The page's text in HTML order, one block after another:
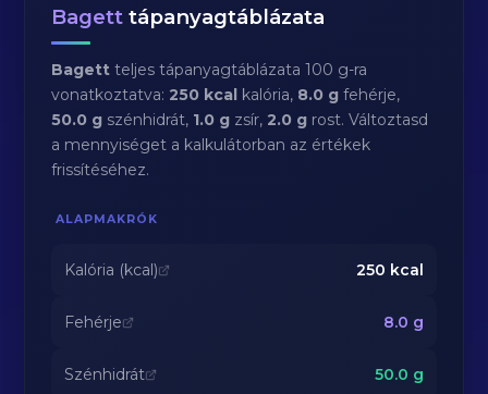
Bagett tápanyagtáblázata
Bagett teljes tápanyagtáblázata 100 g-ra
vonatkoztatva:250 kcal kalória, 8.0 g fehérje,
50.0 g szénhidrát, 1.0 g zsír,2.0 g rost. Változtasd
a mennyiséget a kalkulátorban az értékek
frissítéséhez.
ALAPMAKRÓK
Kalória (kcal) 250 kcal
Fehérje 8.0 g
Szénhidrát 50.0 g